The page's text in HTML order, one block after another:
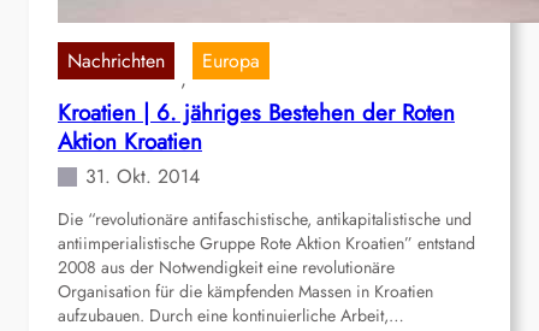
e
s
t
ü
m
t
u
n
E
m
o
r
d
n
g
v
o
Nachrichten
,
Europa
Kroatien | 6. jähriges Bestehen der Roten
Aktion Kroatien
31. Okt. 2014
Die “revolutionäre antifaschistische, antikapitalistische und
antiimperialistische Gruppe Rote Aktion Kroatien” entstand
2008 aus der Notwendigkeit eine revolutionäre
Organisation für die kämpfenden Massen in Kroatien
aufzubauen. Durch eine kontinuierliche Arbeit,…